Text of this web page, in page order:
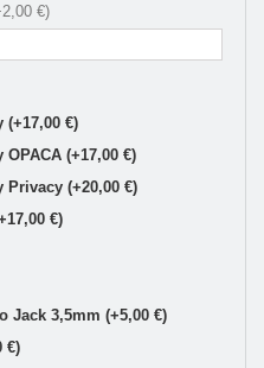
€)
€)
(+17,00 €)
(+20,00 €)
€)
Jack 3,5mm (+5,00 €)
€)